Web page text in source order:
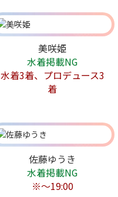
美咲姫
水着掲載NG
水着3着、プロデュース3
着
佐藤ゆうき
水着掲載NG
※〜19:00